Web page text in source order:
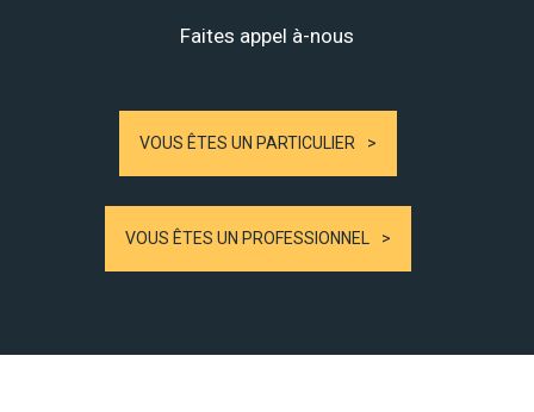
Faites appel à-nous
VOUS ÊTES UN PARTICULIER
VOUS ÊTES UN PROFESSIONNEL